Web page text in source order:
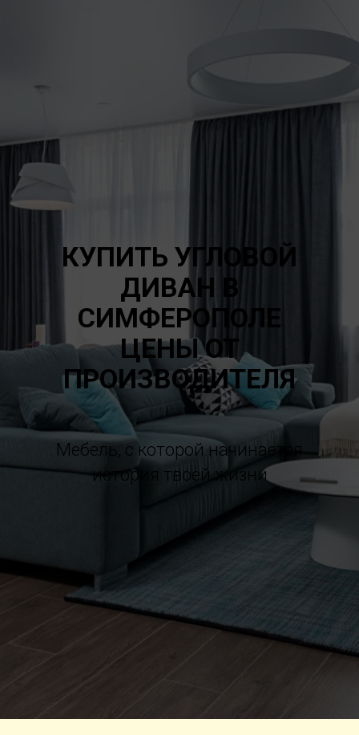
КУПИТЬ УГЛОВОЙ
ДИВАН В
СИМФЕРОПОЛЕ
ЦЕНЫ ОТ
ПРОИЗВОДИТЕЛЯ
Мебель, с которой начинается
история твоей жизни